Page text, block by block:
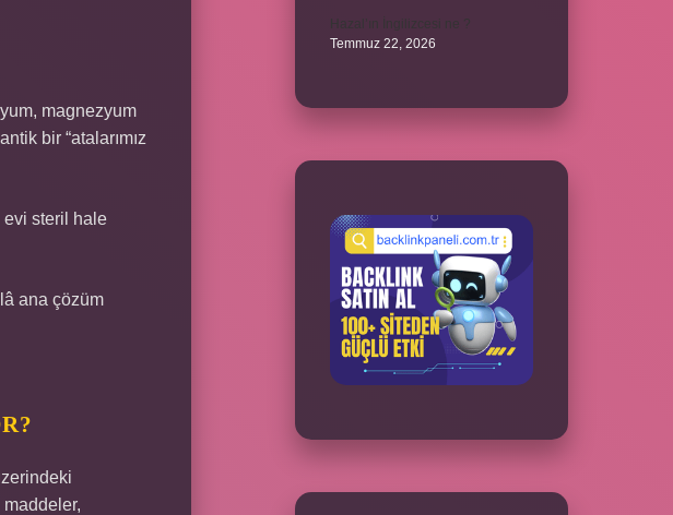
magnezyum
bir “atalarımız
evi steril hale
ana çözüm
maddeler,
Hazal’ın İngilizcesi ne ?
Temmuz 22, 2026